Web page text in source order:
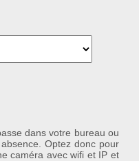
au panier
dans votre bureau ou
Optez donc pour
caméra avec wifi et IP et